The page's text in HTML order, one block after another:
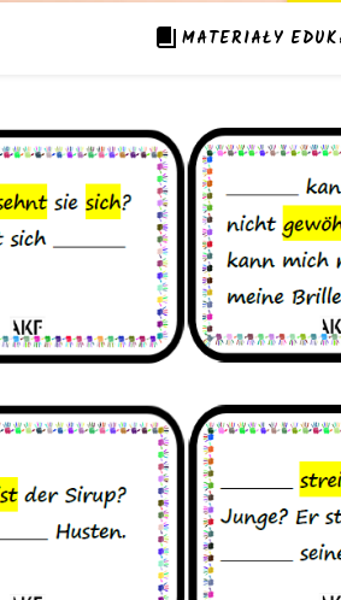
MATERIAŁY